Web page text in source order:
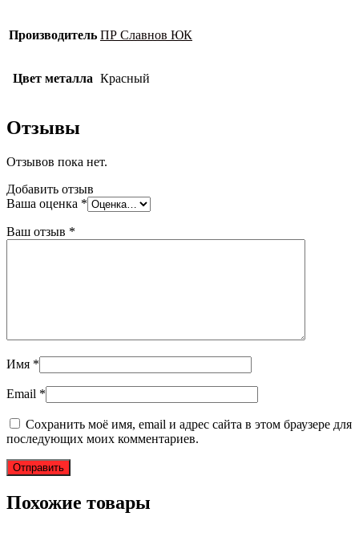
Производитель ПР Славнов ЮК
Цвет металла Красный
Отзывы
Отзывов пока нет.
Добавить отзыв
Ваша оценка *
Ваш отзыв *
Имя *
Email *
Сохранить моё имя, email и адрес сайта в этом браузере для
последующих моих комментариев.
Похожие товары